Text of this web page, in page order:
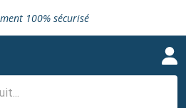
100% sécurisé
en clinique vétérinaire
croquettes vétérinaire
en clinique vétérinaire